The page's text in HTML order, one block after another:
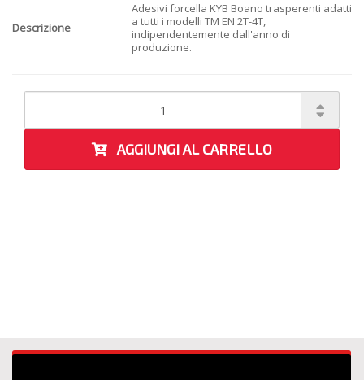
Descrizione
Adesivi forcella KYB Boano trasperenti adatti
a tutti i modelli TM EN 2T-4T,
indipendentemente dall'anno di
produzione.
AGGIUNGI AL CARRELLO